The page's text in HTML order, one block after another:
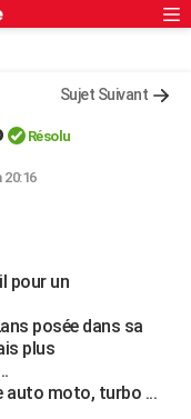
Sujet Suivant
Résolu
20:16
pour un
posée dans sa
plus
auto moto, turbo ...